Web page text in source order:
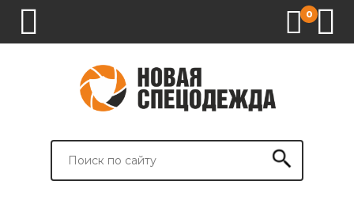
0
СПЕЦОДЕЖДА
СПЕЦОБУВЬ
СРЕДСТВА
ВСПОМОГАТЕЛЬНЫЕ
БРЕНДИРОВАНИЕ